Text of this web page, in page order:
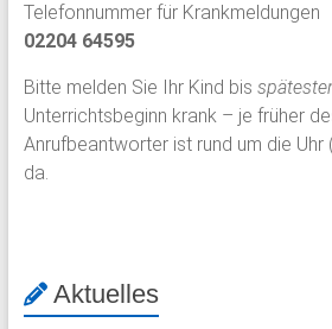
Telefonnummer für Krankmeldungen
02204 64595
Bitte melden Sie Ihr Kind bis
Unterrichtsbeginn krank – je früher
Anrufbeantworter ist rund um die Uhr
da.
Aktuelles